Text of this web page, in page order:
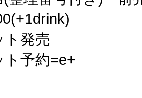
ト発売
ト予約=e+